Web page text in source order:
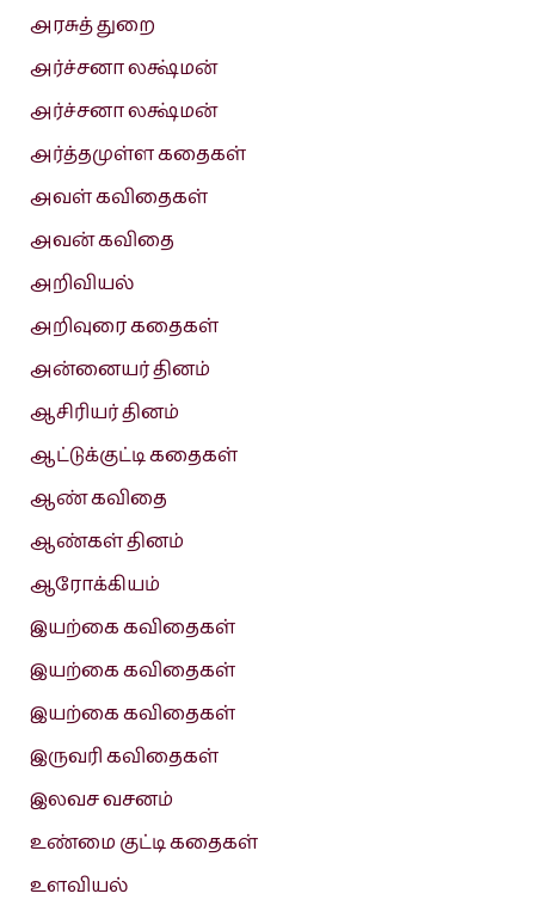
அரசுத் துறை
அர்ச்சனா லக்ஷ்மன்
அர்ச்சனா லக்ஷ்மன்
அர்த்தமுள்ள கதைகள்
அவள் கவிதைகள்
அவன் கவிதை
அறிவியல்
அறிவுரை கதைகள்
அன்னையர் தினம்
ஆசிரியர் தினம்
ஆட்டுக்குட்டி கதைகள்
ஆண் கவிதை
ஆண்கள் தினம்
ஆரோக்கியம்
இயற்கை கவிதைகள்
இயற்கை கவிதைகள்
இயற்கை கவிதைகள்
இருவரி கவிதைகள்
இலவச வசனம்
உண்மை குட்டி கதைகள்
உளவியல்